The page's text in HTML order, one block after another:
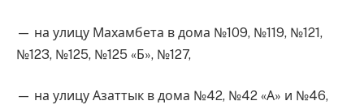
— на улицу Махамбета в дома №109, №119, №121,
№123, №125, №125 «Б», №127,
— на улицу Азаттык в дома №42, №42 «А» и №46,